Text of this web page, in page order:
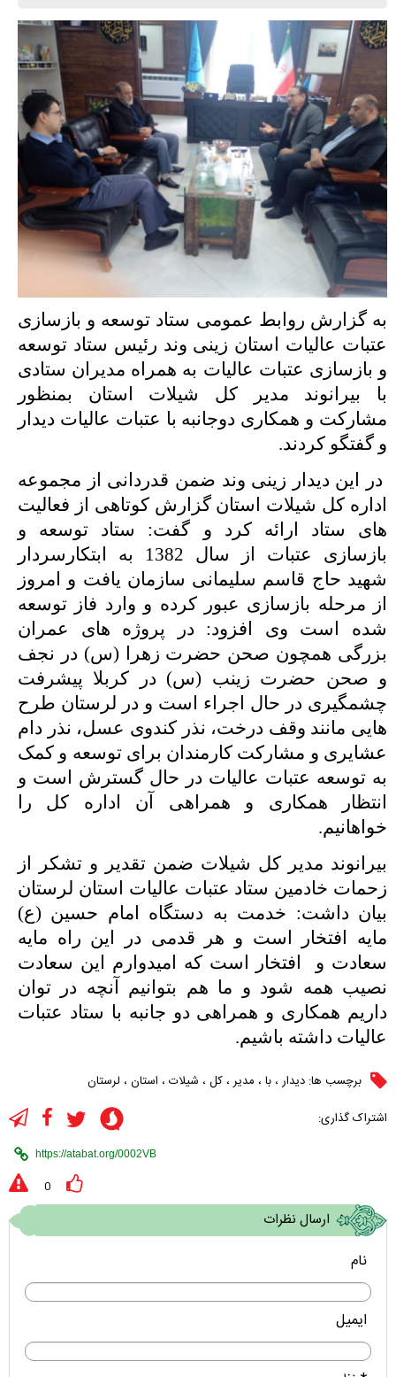
به گزارش روابط عمومی ستاد توسعه و بازسازی
عتبات عالیات استان زینی وند رئیس ستاد توسعه
و بازسازی عتبات عالیات به همراه مدیران ستادی
با بیرانوند مدیر کل شیلات استان بمنظور
مشارکت و همکاری دوجانبه با عتبات عالیات دیدار
و گفتگو کردند.
در این دیدار زینی وند ضمن قدردانی از مجموعه
اداره کل شیلات استان گزارش کوتاهی از فعالیت
های ستاد ارائه کرد و گفت: ستاد توسعه و
بازسازی عتبات از سال 1382 به ابتکارسردار
شهید حاج قاسم سلیمانی سازمان یافت و امروز
از مرحله بازسازی عبور کرده و وارد فاز توسعه
شده است وی افزود: در پروژه های عمران
بزرگی همچون صحن حضرت زهرا (س) در نجف
و صحن حضرت زینب (س) در کربلا پیشرفت
چشمگیری در حال اجراء است و در لرستان طرح
هایی مانند وقف درخت، نذر کندوی عسل، نذر دام
عشایری و مشارکت کارمندان برای توسعه و کمک
به توسعه عتبات عالیات در حال گسترش است و
انتظار همکاری و همراهی آن اداره کل را
خواهانیم.
بیرانوند مدیر کل شیلات ضمن تقدیر و تشکر از
زحمات خادمین ستاد عتبات عالیات استان لرستان
بیان داشت: خدمت به دستگاه امام حسین (ع)
مایه افتخار است و هر قدمی در این راه مایه
سعادت و افتخار است که امیدوارم این سعادت
نصیب همه شود و ما هم بتوانیم آنچه در توان
داریم همکاری و همراهی دو جانبه با ستاد عتبات
عالیات داشته باشیم.
برچسب ها: دیدار ، با ، مدیر، کل ، شیلات ، استان ، لرستان
اشتراک گذاری:
0
ارسال نظرات
نام
ایمیل